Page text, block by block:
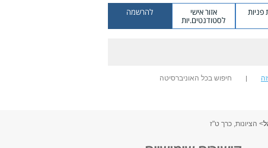
אזור אישי
לסטודנטים.יות
להרשמה
חיפוש בכל האוניברסיטה
> הציונות, כרך ט"ז